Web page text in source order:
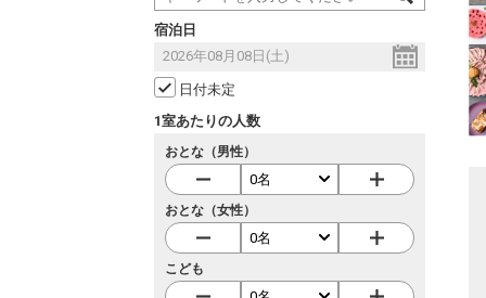
宿泊日
日付未定
1室あたりの人数
おとな（男性）
おとな（女性）
こども